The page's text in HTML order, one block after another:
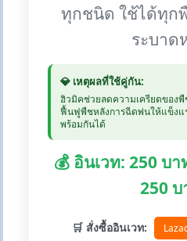
ทุกชนิด ใช้ได้ทุก
ระบาด
💎 เหตุผลที่ใช้คู่กัน:
ฮิวมิคช่วยลดความเครียดของพื
ฟื้นฟูพืชหลังการฉีดพ่นให้แข็งแ
พร้อมกันได้
💰 อินเวท: 250 บ
250
🛒 สั่งซื้ออินเวท: